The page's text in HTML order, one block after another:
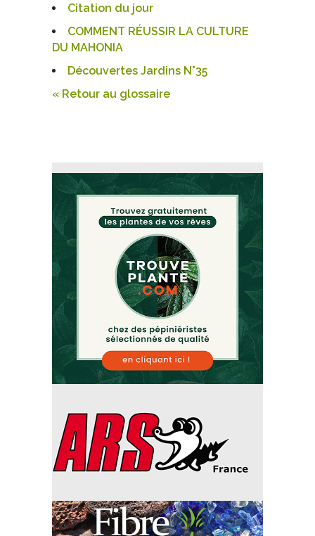
Citation du jour
COMMENT RÉUSSIR LA CULTURE
DU MAHONIA
Découvertes Jardins N°35
« Retour au glossaire